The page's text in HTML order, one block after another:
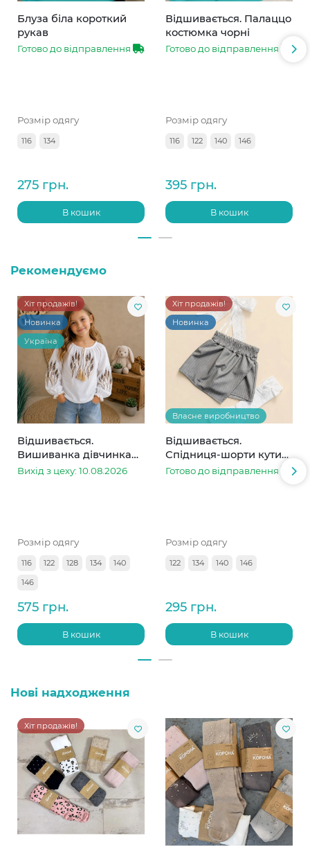
Блуза біла короткий
рукав
Готово до відправлення
Розмір одягу
116 134
275 грн.
В кошик
Відшивається. Палаццо
костюмка чорні
Готово до відправлення
Розмір одягу
116 122 140 146
395 грн.
В кошик
Рекомендуємо
Хіт продажів!
Новинка
Україна
Відшивається.
Вишиванка дівчинка
колоски
Вихід з цеху: 10.08.2026
Розмір одягу
116 122 128 134
140
146
575 грн.
В кошик
Хіт продажів!
Новинка
Власне виробництво
Відшивається.
Спідниця-шорти кутик
сіра в смужку
Готово до відправлення
Розмір одягу
122 134 140 146
295 грн.
В кошик
Нові надходження
Хіт продажів!